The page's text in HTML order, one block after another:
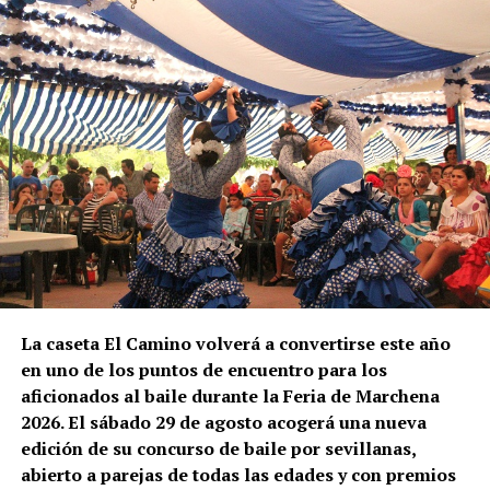
transporte
No todas las explotaciones ofrecen las mismas
condiciones. Algunas proporcionan alojamiento y
comida gratuitamente, otras solamente vivienda o
una comida diaria y también existen contratos sin
manutención ni alojamiento.
El trabajador debe comprobar antes de salir:
Salario bruto por hora.
Duración mínima del contrato.
Horario y pago de horas extraordinarias.
Condiciones del alojamiento.
Comidas incluidas.
Transporte hasta las parcelas.
La caseta El Camino volverá a convertirse este año
en uno de los puntos de encuentro para los
aficionados al baile durante la Feria de Marchena
2026. El sábado 29 de agosto acogerá una nueva
edición de su concurso de baile por sevillanas,
abierto a parejas de todas las edades y con premios